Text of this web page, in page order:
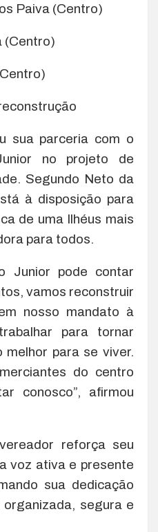
Paiva (Centro)
(Centro)
sua parceria com o
no projeto de
Segundo Neto da
à disposição para
de uma Ilhéus mais
para todos.
Junior pode contar
vamos reconstruir
nosso mandato à
para tornar
melhor para se viver.
do centro
conosco”, afirmou
reforça seu
voz ativa e presente
sua dedicação
segura e